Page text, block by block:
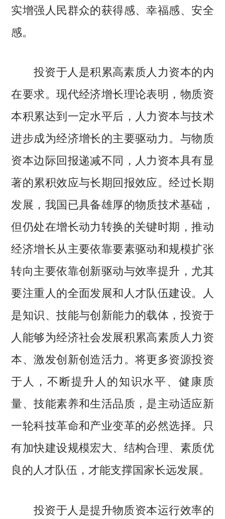
实增强人民群众的获得感、幸福感、安全
感。
投资于人是积累高素质人力资本的内
在要求。现代经济增长理论表明，物质资
本积累达到一定水平后，人力资本与技术
进步成为经济增长的主要驱动力。与物质
资本边际回报递减不同，人力资本具有显
著的累积效应与长期回报效应。经过长期
发展，我国已具备雄厚的物质技术基础，
但仍处在增长动力转换的关键时期，推动
经济增长从主要依靠要素驱动和规模扩张
转向主要依靠创新驱动与效率提升，尤其
要注重人的全面发展和人才队伍建设。人
是知识、技能与创新能力的载体，投资于
人能够为经济社会发展积累高素质人力资
本、激发创新创造活力。将更多资源投资
于人，不断提升人的知识水平、健康质
量、技能素养和生活品质，是主动适应新
一轮科技革命和产业变革的必然选择。只
有加快建设规模宏大、结构合理、素质优
良的人才队伍，才能支撑国家长远发展。
投资于人是提升物质资本运行效率的